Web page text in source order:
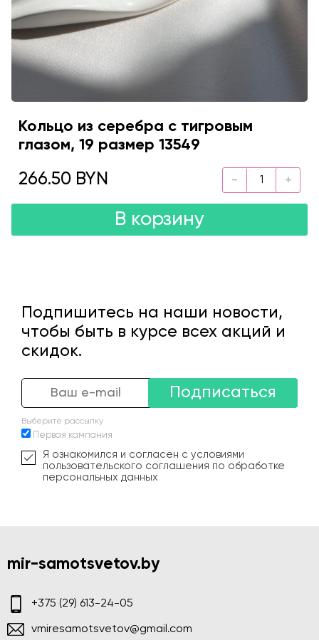
Кольцо из серебра с тигровым
глазом, 19 размер 13549
266.50 BYN
В корзину
Подпишитесь на наши новости,
чтобы быть в курсе всех акций и
скидок.
Подписаться
Выберите рассылку
Первая кампания
Я ознакомился и согласен с условиями
пользовательского соглашения по обработке
персональных данных
mir-samotsvetov.by
+375 (29) 613-24-05
vmiresamotsvetov@gmail.com